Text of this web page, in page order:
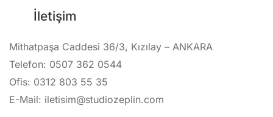
İletişim
Mithatpaşa Caddesi 36/3, Kızılay – ANKARA
Telefon: 0507 362 0544
Ofis: 0312 803 55 35
E-Mail: iletisim@studiozeplin.com